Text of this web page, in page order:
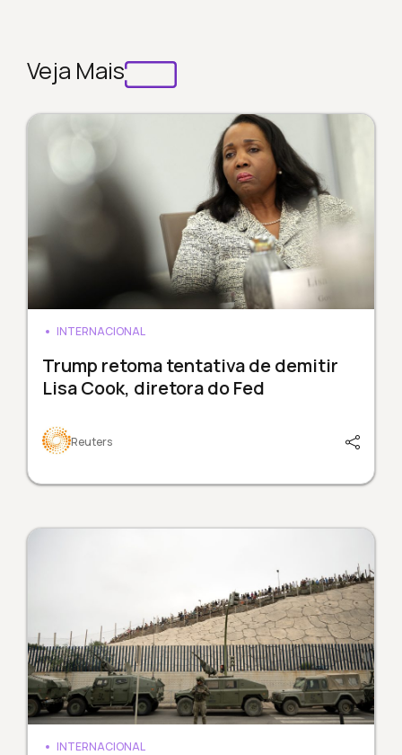
Veja Mais
INTERNACIONAL
Trump retoma tentativa de demitir
Lisa Cook, diretora do Fed
Reuters
INTERNACIONAL